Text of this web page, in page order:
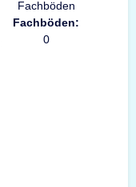
Fachböden:
0